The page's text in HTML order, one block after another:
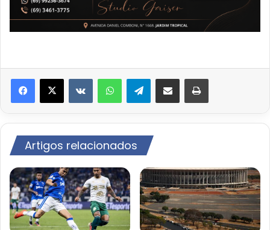
VK WhatsAppTelegramCompartilhar via e-mail Imprimir
Artigos relacionados